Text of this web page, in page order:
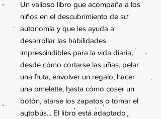
Un valioso libro que acompaña a los
niños en el descubrimiento de su
autonomía y que les ayuda a
desarrollar las habilidades
imprescindibles para la vida diaria,
desde cómo cortarse las uñas, pelar
una fruta, envolver un regalo, hacer
una omelette, hasta cómo coser un
botón, atarse los zapatos o tomar el
autobús... El libro está adaptado